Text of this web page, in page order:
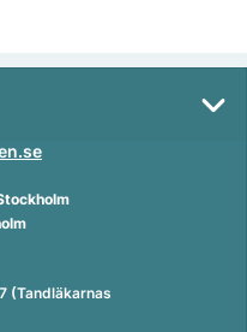
(Tandläkarnas